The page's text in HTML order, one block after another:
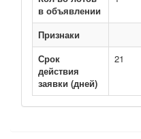
в объявлении
Признаки
Срок
действия
заявки (дней)
21